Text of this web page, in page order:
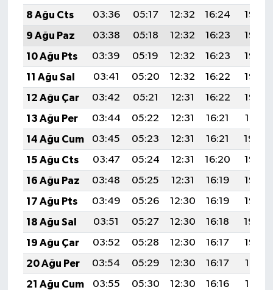
8 Ağu Cts
03:36 05:17 12:32 16:24
19:37
9 Ağu Paz
03:38 05:18 12:32 16:23
19:36
10 Ağu Pts
03:39 05:19 12:32 16:23
19:35
11 Ağu Sal
03:41 05:20 12:32 16:22
19:33
12 Ağu Çar
03:42 05:21 12:31 16:22
19:32
13 Ağu Per
03:44 05:22 12:31 16:21
19:31
14 Ağu Cum
03:45 05:23 12:31 16:21
19:29
15 Ağu Cts
03:47 05:24 12:31 16:20
19:28
16 Ağu Paz
03:48 05:25 12:31 16:19
19:27
17 Ağu Pts
03:49 05:26 12:30 16:19
19:25
18 Ağu Sal
03:51 05:27 12:30 16:18
19:24
19 Ağu Çar
03:52 05:28 12:30 16:17
19:22
20 Ağu Per
03:54 05:29 12:30 16:17
19:21
21 Ağu Cum
03:55 05:30 12:30 16:16
19:19